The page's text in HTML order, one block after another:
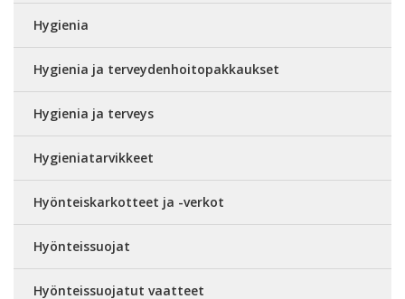
Hygienia
Hygienia ja terveydenhoitopakkaukset
Hygienia ja terveys
Hygieniatarvikkeet
Hyönteiskarkotteet ja -verkot
Hyönteissuojat
Hyönteissuojatut vaatteet